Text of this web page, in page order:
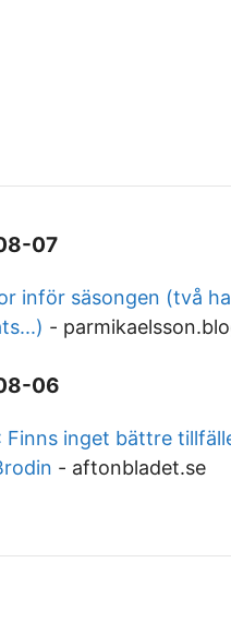
07
inför säsongen (två
-
06
Finns inget bättre
- aftonbladet.se